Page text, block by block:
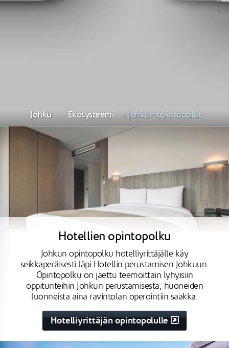
Johku Ekosysteemi Johkun opintopolut
Hotelliyrittäjän opintopolulle
Hotellien opintopolku
Johkun opintopolku hotelliyrittäjälle käy
seikkaperäisesti läpi Hotellin perustamisen Johkuun.
Opintopolku on jaettu teemoittain lyhyisiin
oppitunteihin Johkun perustamisesta, huoneiden
luonneista aina ravintolan operointiin saakka.